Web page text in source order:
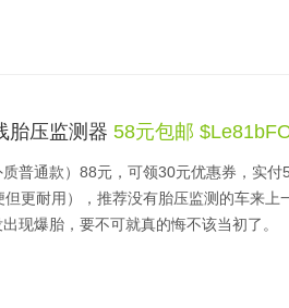
券，实付18元包邮。我们上次推荐价格
胎压监测器 58元包邮
普通款）88元，可领30元优惠券，实
更耐用），推荐没有胎压监测的车来上
现爆胎，要不可就真的悔不该当初了。
几分钟将传感器拧到轮胎上即可，非常方
警，适用于世面上各类车型，传感器的